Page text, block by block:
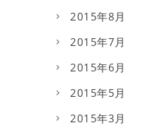
2015年8月
2015年7月
2015年6月
2015年5月
2015年3月